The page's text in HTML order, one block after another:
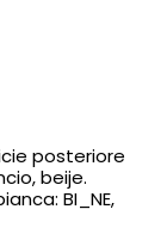
posteriore
beije.
BI_NE,